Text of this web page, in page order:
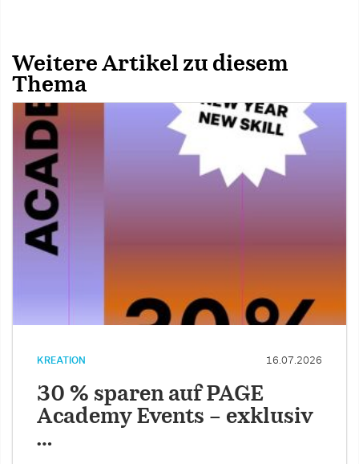
Weitere Artikel zu diesem
Thema
KREATION 16.07.2026
30 % sparen auf PAGE
Academy Events – exklusiv
…